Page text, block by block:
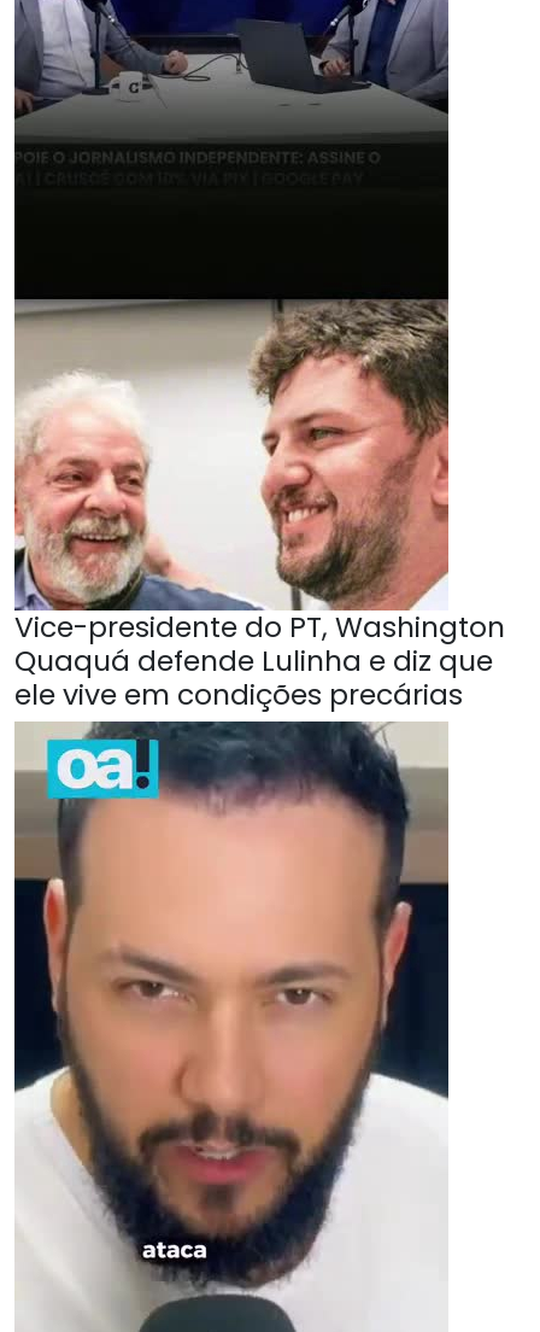
Vice-presidente do PT, Washington
Quaquá defende Lulinha e diz que
ele vive em condições precárias